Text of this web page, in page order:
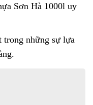
Sơn Hà 1000l uy
trong những sự lựa